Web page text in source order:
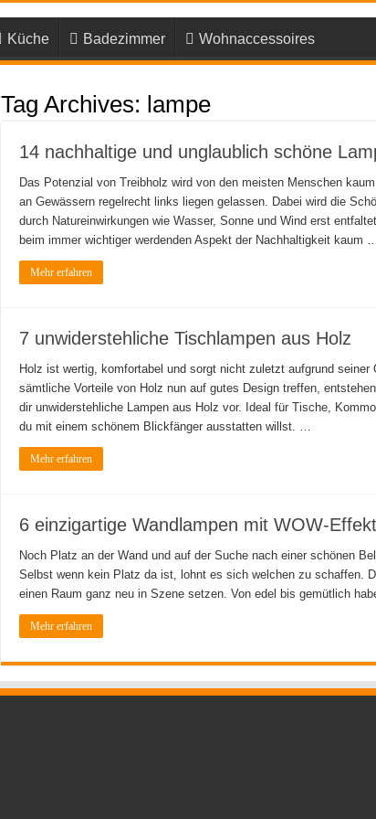
Küche Badezimmer Wohnaccessoires
Tag Archives: lampe
14 nachhaltige und unglaublich schöne
Das Potenzial von Treibholz wird von den meisten Menschen
an Gewässern regelrecht links liegen gelassen. Dabei wird die
durch Natureinwirkungen wie Wasser, Sonne und Wind erst
beim immer wichtiger werdenden Aspekt der Nachhaltigkeit kaum
Mehr erfahren
7 unwiderstehliche Tischlampen aus Holz
Holz ist wertig, komfortabel und sorgt nicht zuletzt aufgrund seiner
sämtliche Vorteile von Holz nun auf gutes Design treffen,
dir unwiderstehliche Lampen aus Holz vor. Ideal für Tische,
du mit einem schönem Blickfänger ausstatten willst. …
Mehr erfahren
6 einzigartige Wandlampen mit WOW-Effekt
Noch Platz an der Wand und auf der Suche nach einer schönen
Selbst wenn kein Platz da ist, lohnt es sich welchen zu schaffen.
einen Raum ganz neu in Szene setzen. Von edel bis gemütlich
Mehr erfahren